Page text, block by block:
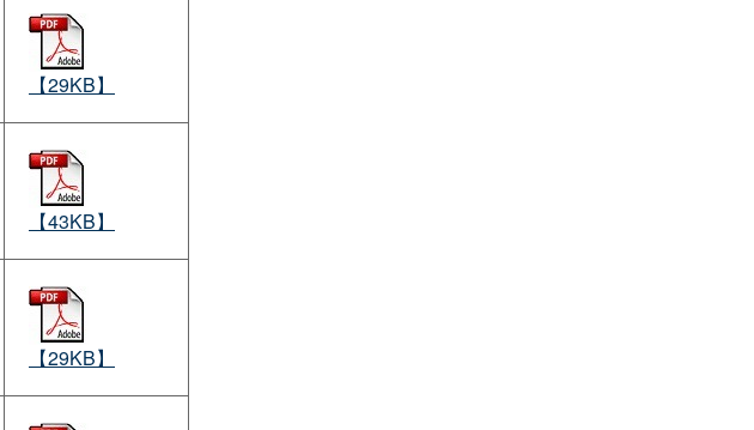
【29KB】
【43KB】
【29KB】